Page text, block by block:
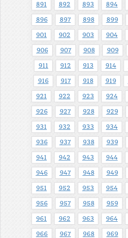
891 892 893 894
896 897 898 899
901 902 903 904
906 907 908 909
911 912 913 914
916 917 918 919
921 922 923 924
926 927 928 929
931 932 933 934
936 937 938 939
941 942 943 944
946 947 948 949
951 952 953 954
956 957 958 959
961 962 963 964
966 967 968 969